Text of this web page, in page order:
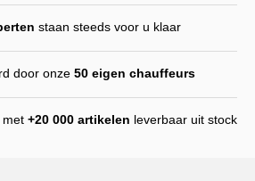
staan steeds voor u klaar
door onze 50 eigen chauffeurs
met +20 000 artikelen leverbaar uit stock